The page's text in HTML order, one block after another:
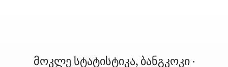
მოკლე სტატისტიკა, ბანგკოკი ·